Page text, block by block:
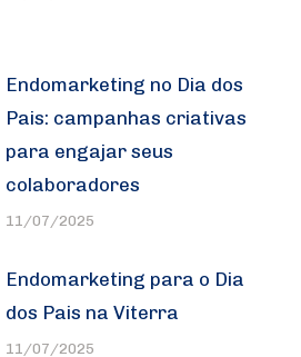
Endomarketing no Dia dos
Pais: campanhas criativas
para engajar seus
colaboradores
11/07/2025
Endomarketing para o Dia
dos Pais na Viterra
11/07/2025